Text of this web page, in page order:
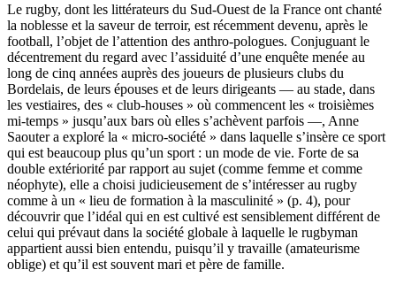
Le rugby, dont les littérateurs du Sud-Ouest de la France ont chanté
la noblesse et la saveur de terroir, est récemment devenu, après le
football, l’objet de l’attention des anthro-pologues. Conjuguant le
décentrement du regard avec l’assiduité d’une enquête menée au
long de cinq années auprès des joueurs de plusieurs clubs du
Bordelais, de leurs épouses et de leurs dirigeants — au stade, dans
les vestiaires, des « club-houses » où commencent les « troisièmes
mi-temps » jusqu’aux bars où elles s’achèvent parfois —, Anne
Saouter a exploré la « micro-société » dans laquelle s’insère ce sport
qui est beaucoup plus qu’un sport : un mode de vie. Forte de sa
double extériorité par rapport au sujet (comme femme et comme
néophyte), elle a choisi judicieusement de s’intéresser au rugby
comme à un « lieu de formation à la masculinité » (p. 4), pour
découvrir que l’idéal qui en est cultivé est sensiblement différent de
celui qui prévaut dans la société globale à laquelle le rugbyman
appartient aussi bien entendu, puisqu’il y travaille (amateurisme
oblige) et qu’il est souvent mari et père de famille.